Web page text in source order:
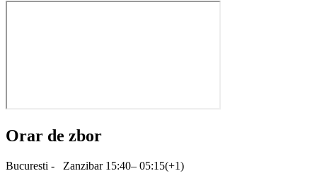
Orar de zbor
Bucuresti - Zanzibar 15:40– 05:15(+1)